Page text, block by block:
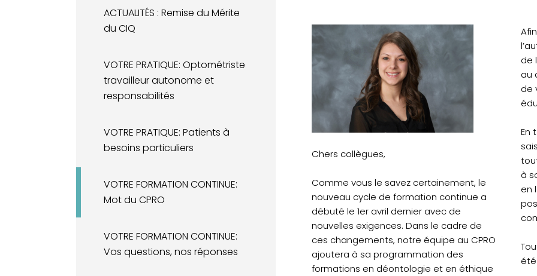
ACTUALITÉS : Remise du Mérite
du CIQ
VOTRE PRATIQUE: Optométriste
travailleur autonome et
responsabilités
VOTRE PRATIQUE: Patients à
besoins particuliers
VOTRE FORMATION CONTINUE:
Mot du CPRO
VOTRE FORMATION CONTINUE:
Vos questions, nos réponses
Chers collègues,
Comme vous le savez certainement, le
nouveau cycle de formation continue a
débuté le 1er avril dernier avec de
nouvelles exigences. Dans le cadre de
ces changements, notre équipe au CPRO
ajoutera à sa programmation des
formations en déontologie et en éthique
de
au
de
En
à
en
été.